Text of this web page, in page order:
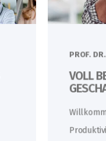
PROF.
VOLL